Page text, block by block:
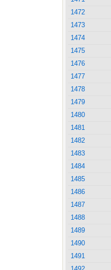
1472
1473
1474
1475
1476
1477
1478
1479
1480
1481
1482
1483
1484
1485
1486
1487
1488
1489
1490
1491